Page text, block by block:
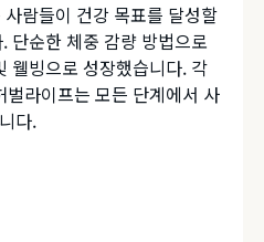
람들이 건강 목표를 달성할
단순한 체중 감량 방법으로
웰빙으로 성장했습니다. 각
라이프는 모든 단계에서 사
다.